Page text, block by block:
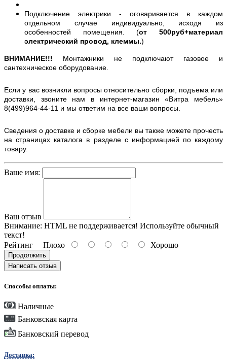
Подключение электрики - оговаривается в каждом
отдельном случае индивидуально, исходя из
особенностей помещения. (от 500руб+материал
электрический провод, клеммы.)
ВНИМАНИЕ!!! Монтажники не подключают газовое и
сантехническое оборудование.
Если у вас возникли вопросы относительно сборки, подъема или
доставки, звоните нам в интернет-магазин «Витра мебель»
8(499)964-44-11 и мы ответим на все ваши вопросы.
Сведения о доставке и сборке мебели вы также можете прочесть
на страницах каталога в разделе с информацией по каждому
товару.
Ваше имя:
Ваш отзыв
Внимание: HTML не поддерживается! Используйте обычный
текст!
Рейтинг Плохо Хорошо
Продолжить
Написать отзыв
Способы оплаты:
Наличные
Банковская карта
Банковский перевод
Доставка: